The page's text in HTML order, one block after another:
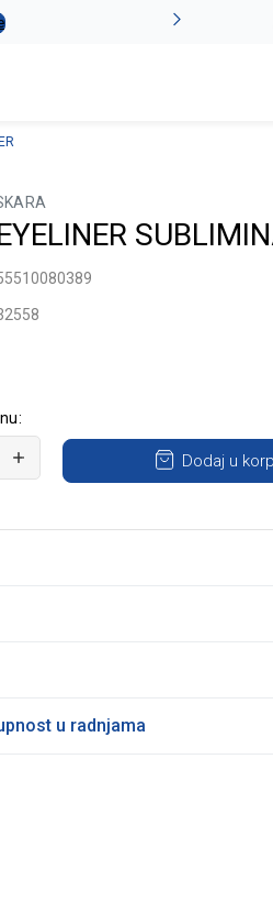
Dodaj u
u radnjama